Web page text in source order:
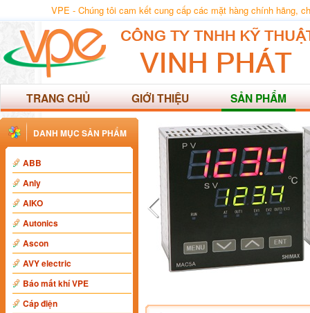
VPE - Chúng tôi cam kết cung cấp các mặt hàng chính hãng,
TRANG CHỦ GIỚI THIỆU SẢN PHẨM
DANH MỤC SẢN PHẨM
ABB
Anly
AIKO
Autonics
Ascon
AVY electric
Báo mất khí VPE
Cáp điện